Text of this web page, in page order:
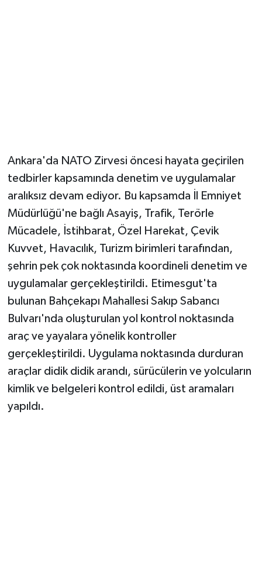
Ankara'da NATO Zirvesi öncesi hayata geçirilen
tedbirler kapsamında denetim ve uygulamalar
aralıksız devam ediyor. Bu kapsamda İl Emniyet
Müdürlüğü'ne bağlı Asayiş, Trafik, Terörle
Mücadele, İstihbarat, Özel Harekat, Çevik
Kuvvet, Havacılık, Turizm birimleri tarafından,
şehrin pek çok noktasında koordineli denetim ve
uygulamalar gerçekleştirildi. Etimesgut'ta
bulunan Bahçekapı Mahallesi Sakıp Sabancı
Bulvarı'nda oluşturulan yol kontrol noktasında
araç ve yayalara yönelik kontroller
gerçekleştirildi. Uygulama noktasında durduran
araçlar didik didik arandı, sürücülerin ve yolcuların
kimlik ve belgeleri kontrol edildi, üst aramaları
yapıldı.